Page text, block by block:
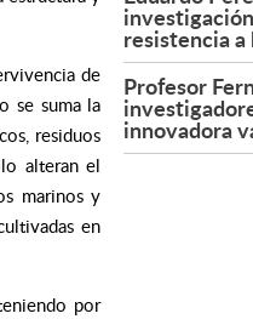
de
se suma la
residuos
alteran el
marinos y
en
por
resistencia
Profesor
innovadora